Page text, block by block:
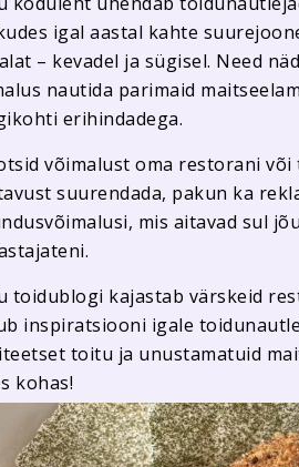
igal aastal kahte
– kevadel ja sügisel. Need
nautida parimaid
erihindadega.
võimalust oma restorani
suurendada, pakun ka
mis aitavad sul
toidublogi kajastab värskeid
inspiratsiooni igale
toitu ja unustamatuid
kohas!